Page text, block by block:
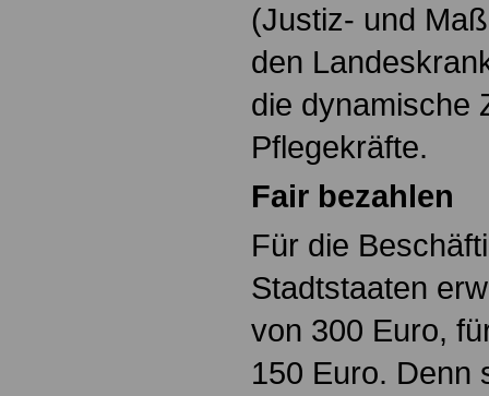
(Justiz- und
den
die dynamische
Pflegekräfte.
Fair bezahlen
Für die
Stadtstaaten
von 300 Euro,
150 Euro. Denn